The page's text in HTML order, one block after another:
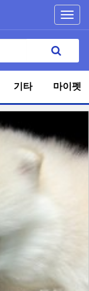
기타 마이펫